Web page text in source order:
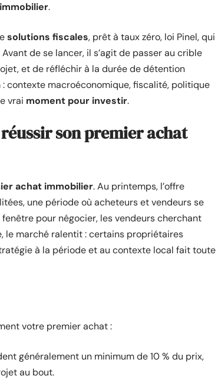
.
solutions fiscales, prêt à taux zéro, loi Pinel, qui
de se lancer, il s’agit de passer au crible
et de réfléchir à la durée de détention
contexte macroéconomique, fiscalité, politique
vrai moment pour investir.
son premier achat
achat immobilier. Au printemps, l’offre
une période où acheteurs et vendeurs se
pour négocier, les vendeurs cherchant
le marché ralentit : certains propriétaires
à la période et au contexte local fait toute
votre premier achat :
généralement un minimum de 10 % du prix,
au bout.